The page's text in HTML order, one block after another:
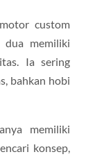
custom
dua memiliki
Ia sering
bahkan hobi
memiliki
konsep,